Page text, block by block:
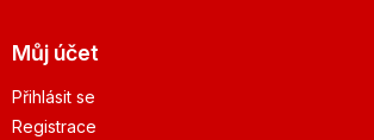
Můj účet
Přihlásit se
Registrace